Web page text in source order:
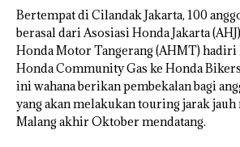
Bertempat di Cilandak Jakarta, 100
berasal dari Asosiasi Honda Jakarta
Honda Motor Tangerang (AHMT) hadiri
Honda Community Gas ke Honda
ini wahana berikan pembekalan bagi
yang akan melakukan touring jarak
Malang akhir Oktober mendatang.